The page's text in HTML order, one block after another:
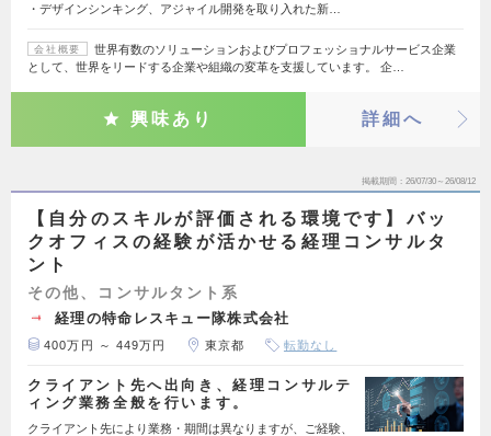
・デザインシンキング、アジャイル開発を取り入れた新…
会社概要
世界有数のソリューションおよびプロフェッショナルサービス企業
として、世界をリードする企業や組織の変革を支援しています。 企…
興味あり 詳細へ
掲載期間 26/07/30～26/08/12
【自分のスキルが評価される環境です】バッ
クオフィスの経験が活かせる経理コンサルタ
ント
その他、コンサルタント系
経理の特命レスキュー隊株式会社
400万円 ～ 449万円 東京都 転勤なし
クライアント先へ出向き、経理コンサルテ
ィング業務全般を行います。
クライアント先により業務・期間は異なりますが、ご経験、